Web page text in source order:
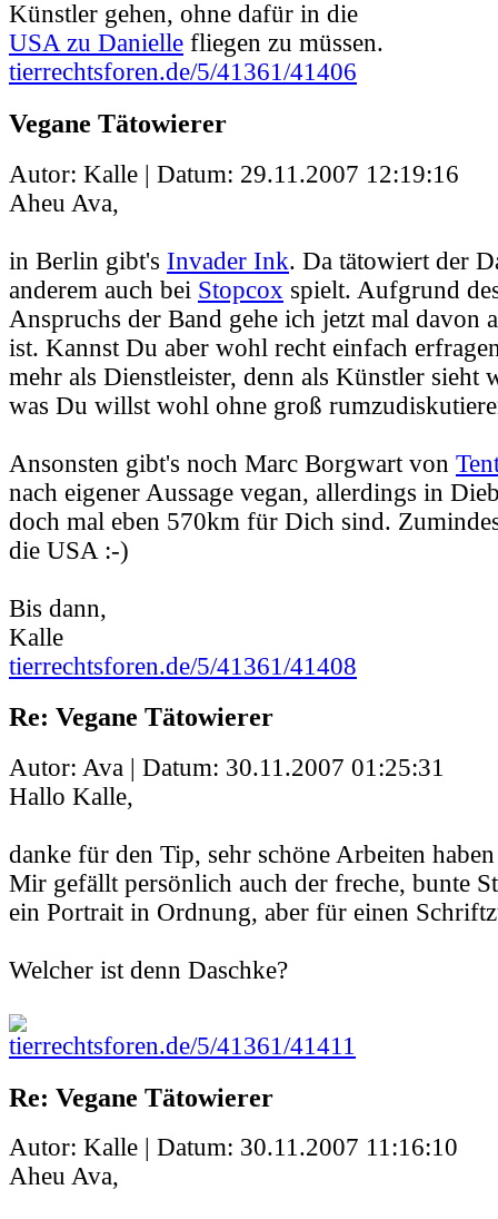
Künstler gehen, ohne dafür in die
USA zu Danielle fliegen zu müssen.
tierrechtsforen.de/5/41361/41406
Vegane Tätowierer
Autor: Kalle | Datum: 29.11.2007 12:19:16
Aheu Ava,
in Berlin gibt's Invader Ink. Da tätowiert der
anderem auch bei Stopcox spielt. Aufgrund
Anspruchs der Band gehe ich jetzt mal davon
ist. Kannst Du aber wohl recht einfach
mehr als Dienstleister, denn als Künstler sieht
was Du willst wohl ohne groß
Ansonsten gibt's noch Marc Borgwart von
nach eigener Aussage vegan, allerdings in
doch mal eben 570km für Dich sind.
die USA :-)
Bis dann,
Kalle
tierrechtsforen.de/5/41361/41408
Re: Vegane Tätowierer
Autor: Ava | Datum: 30.11.2007 01:25:31
Hallo Kalle,
danke für den Tip, sehr schöne Arbeiten
Mir gefällt persönlich auch der freche, bunte
ein Portrait in Ordnung, aber für einen
Welcher ist denn Daschke?
tierrechtsforen.de/5/41361/41411
Re: Vegane Tätowierer
Autor: Kalle | Datum: 30.11.2007 11:16:10
Aheu Ava,